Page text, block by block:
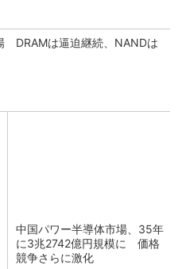
DRAMは逼迫継続、NANDは
中国パワー半導体市場、35年
に3兆2742億円規模に 価格
競争さらに激化